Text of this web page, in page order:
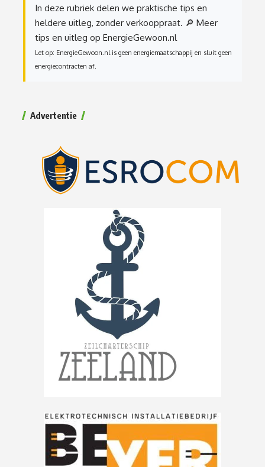
In deze rubriek delen we praktische tips en
heldere uitleg, zonder verkooppraat. 🔎 Meer
tips en uitleg op EnergieGewoon.nl
Let op: EnergieGewoon.nl is geen energiemaatschappij en sluit geen
energiecontracten af.
Advertentie